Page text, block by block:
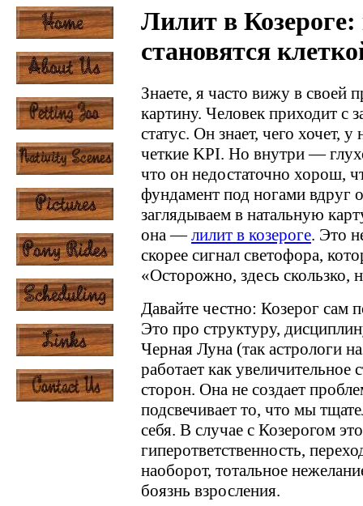
Лилит в
становятся
Знаете, я часто вижу в своей
картину. Человек приходит с
статус. Он знает, чего хочет,
четкие KPI. Но внутри —
что он недостаточно хорош,
фундамент под ногами вдруг
заглядываем в натальную
она —лилит в козероге. Это
скорее сигнал светофора,
«Осторожно, здесь скользко,
Давайте честно: Козерог сам
Это про структуру,
Черная Луна (так астрологи
работает как
сторон. Она не создает
подсвечивает то, что мы
себя. В случае с Козерогом
гиперответственность,
наоборот, тотальное
боязнь взросления.